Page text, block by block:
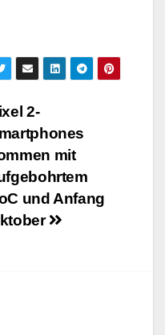
2-
mit
und Anfang